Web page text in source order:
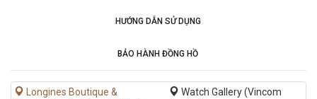
HƯỚNG DẪN SỬ DỤNG
BẢO HÀNH ĐỒNG HỒ
Longines Boutique &
Watch Gallery (Vincom